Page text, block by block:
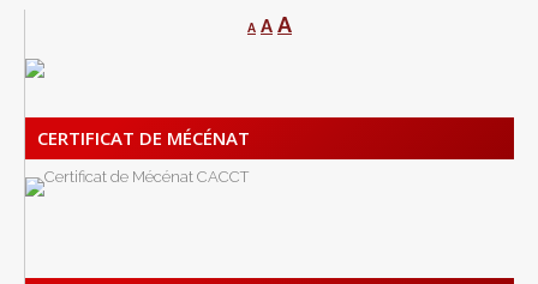
A A A
CERTIFICAT DE MÉCÉNAT